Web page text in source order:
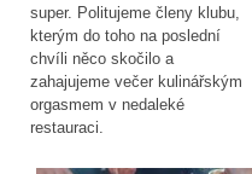
super. Politujeme členy klubu,
kterým do toho na poslední
chvíli něco skočilo a
zahajujeme večer kulinářským
orgasmem v nedaleké
restauraci.